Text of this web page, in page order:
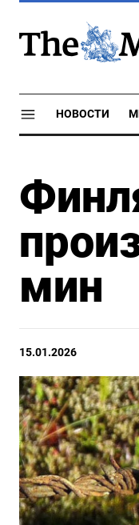
НОВОСТИ
мин
15.01.2026